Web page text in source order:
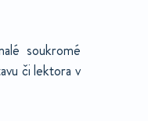
soukromé
či lektora v